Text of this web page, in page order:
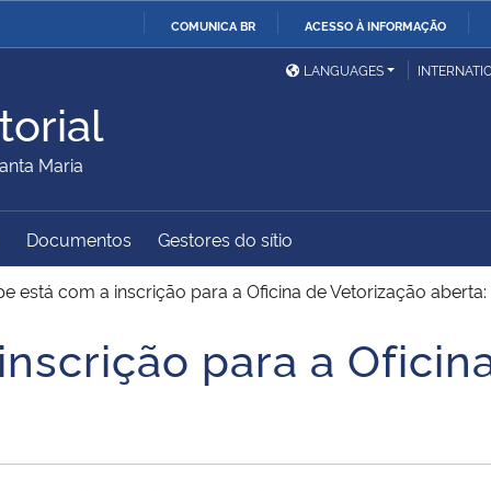
COMUNICA BR ACESSO À INFORMAÇÃO
Ministério da Defesa
Ministério das Relações
Exteriores
Ministério da Cidadania
Ministério do
Desenvolvimento Regional
Controladoria-Geral da
União
Advocacia-Geral da União Banco Central do Brasil
LANGUAGES
Maria
Documentos Gestores do sítio
está com a inscrição para a Oficina de Vetorização aberta:
para a